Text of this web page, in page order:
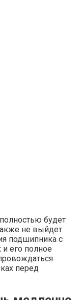
будет
не выйдет.
подшипника с
его полное
перед